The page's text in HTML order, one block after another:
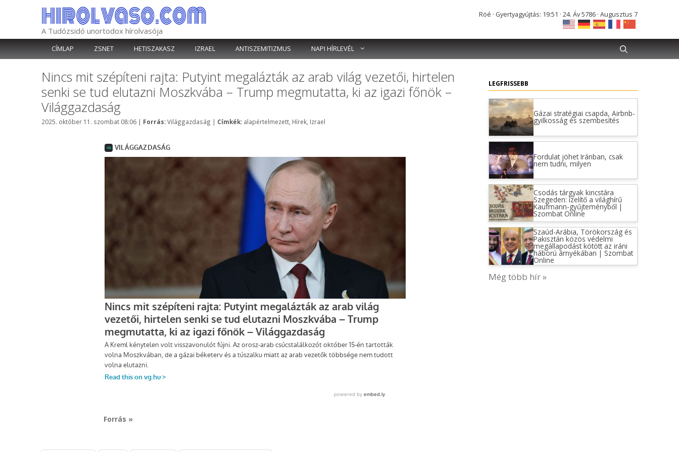
A Tudózsidó unortodox hírolvasója
Röé · Gyertyagyújtás: 19:51 · 24. Áv 5786 · Augusztus 7
CÍMLAP ZSNET HETISZAKASZ IZRAEL ANTISZEMITIZMUS NAPI HÍRLEVÉL
Nincs mit szépíteni rajta: Putyint megalázták az arab világ vezetői, hirtelen
senki se tud elutazni Moszkvába – Trump megmutatta, ki az igazi főnök –
Világgazdaság
2025. október 11. szombat 08:06 | Forrás:Kategória
Világgazdaság | Címkék: Címkék
alapértelmezett Hírek Izrael
Forrás »
LEGFRISSEBB
Gázai stratégiai csapda, Airbnb-
gyilkosság és szembesítés
Fordulat jöhet Iránban, csak
nem tudni, milyen
Csodás tárgyak kincstára
Szegeden: ízelítő a világhírű
Kaufmann-gyűjteményből |
Szombat Online
Szaúd-Arábia, Törökország és
Pakisztán közös védelmi
megállapodást kötött az iráni
háború árnyékában | Szombat
Online
Még több hír »